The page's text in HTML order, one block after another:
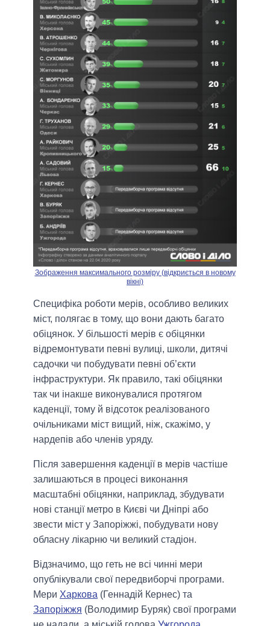
Зображення максимального розміру (відкриється в новому
вікні)
Специфіка роботи мерів, особливо великих
міст, полягає в тому, що вони дають багато
обіцянок. У більшості мерів є обіцянки
відремонтувати певні вулиці, школи, дитячі
садочки чи побудувати певні об’єкти
інфраструктури. Як правило, такі обіцянки
так чи інакше виконувалися протягом
каденції, тому й відсоток реалізованого
очільниками міст вищий, ніж, скажімо, у
нардепів або членів уряду.
Після завершення каденції в мерів частіше
залишаються в процесі виконання
масштабні обіцянки, наприклад, збудувати
нові станції метро в Києві чи Дніпрі або
звести міст у Запоріжжі, побудувати нову
обласну лікарню чи великий стадіон.
Відзначимо, що геть не всі чинні мери
опублікували свої передвиборчі програми.
Мери Харкова (Геннадій Кернес) та
Запоріжжя (Володимир Буряк) свої програми